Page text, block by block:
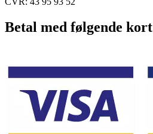
Betal med følgende kort